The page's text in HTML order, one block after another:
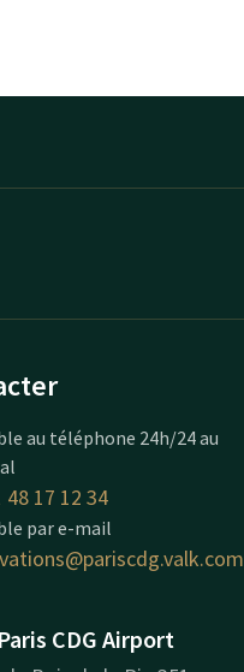
au téléphone 24h/24 au
48 17 12 34
par e-mail
CDG Airport